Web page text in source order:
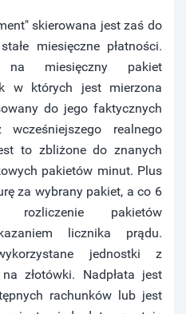
skierowana jest zaś do
miesięczne płatności.
miesięczny pakiet
w których jest mierzona
do jego faktycznych
realnego
to zbliżone do znanych
pakietów minut. Plus
za wybrany pakiet, a co 6
rozliczenie pakietów
licznika prądu.
jednostki z
złotówki. Nadpłata jest
rachunków lub jest